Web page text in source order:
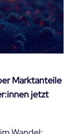
Marktanteile
jetzt